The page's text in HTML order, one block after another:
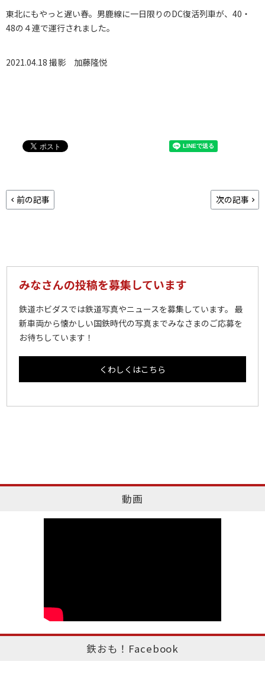
東北にもやっと遅い春。男鹿線に一日限りのDC復活列車が、40・
48の４連で運行されました。
2021.04.18 撮影 加藤隆悦
前の記事 次の記事
みなさんの投稿を募集しています
鉄道ホビダスでは鉄道写真やニュースを募集しています。 最
新車両から懐かしい国鉄時代の写真までみなさまのご応募を
お待ちしています！
くわしくはこちら
動画
鉄おも！Facebook